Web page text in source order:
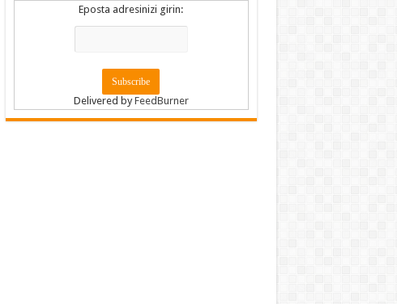
Eposta adresinizi girin:
Delivered byFeedBurner